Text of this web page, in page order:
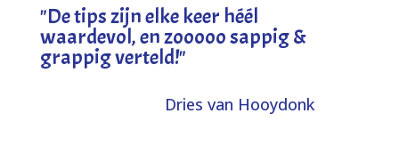
"De tips zijn elke keer héél
waardevol, en zooooo sappig &
grappig verteld!"
Dries van Hooydonk